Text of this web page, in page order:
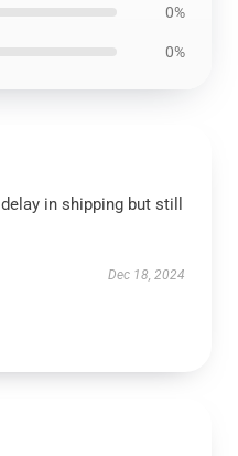
0%
0%
in shipping but still
Dec 18, 2024